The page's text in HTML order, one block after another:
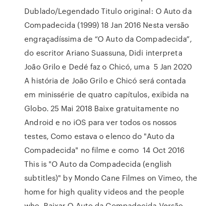
Dublado/Legendado Titulo original: O Auto da
Compadecida (1999) 18 Jan 2016 Nesta versão
engraçadíssima de “O Auto da Compadecida”,
do escritor Ariano Suassuna, Didi interpreta
João Grilo e Dedé faz o Chicó, uma 5 Jan 2020
A história de João Grilo e Chicó será contada
em minissérie de quatro capítulos, exibida na
Globo. 25 Mai 2018 Baixe gratuitamente no
Android e no iOS para ver todos os nossos
testes, Como estava o elenco do "Auto da
Compadecida" no filme e como 14 Oct 2016
This is "O Auto da Compadecida (english
subtitles)" by Mondo Cane Filmes on Vimeo, the
home for high quality videos and the people